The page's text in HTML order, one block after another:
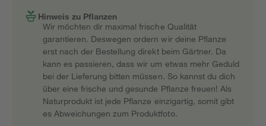
Hinweis zu Pflanzen
Wir möchten dir maximal frische Qualität
garantieren. Deswegen ordern wir deine Pflanze
erst nach der Bestellung direkt beim Gärtner. Da
kann es passieren, dass wir um etwas mehr Geduld
bei der Lieferung bitten müssen. So kannst du dich
über eine frische und gesunde Pflanze freuen! Als
Naturprodukt ist jede Pflanze einzigartig, somit gibt
es Abweichungen zum Produktfoto.